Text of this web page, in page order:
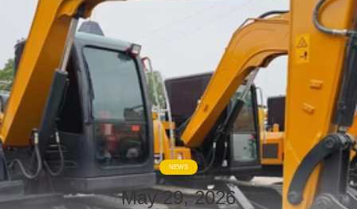
TENTANG
KAMI
TUR
PABRIK
KONTROL
KUALITAS
NEWS
May 29, 2026